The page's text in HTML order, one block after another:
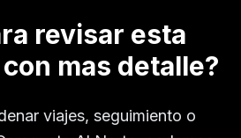
revisar esta
mas detalle?
viajes, seguimiento o